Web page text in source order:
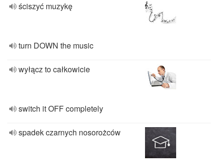
ściszyć muzykę
turn DOWN the music
wyłącz to całkowicie
switch it OFF completely
spadek czarnych nosorożców